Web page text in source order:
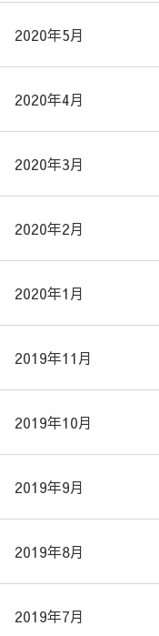
2020年5月
2020年4月
2020年3月
2020年2月
2020年1月
2019年11月
2019年10月
2019年9月
2019年8月
2019年7月